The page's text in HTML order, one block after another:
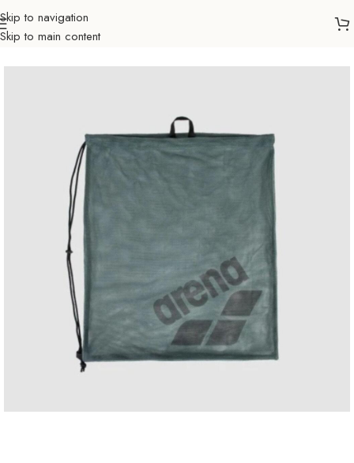
Skip to navigation
Skip to main content
Početna Sportovi